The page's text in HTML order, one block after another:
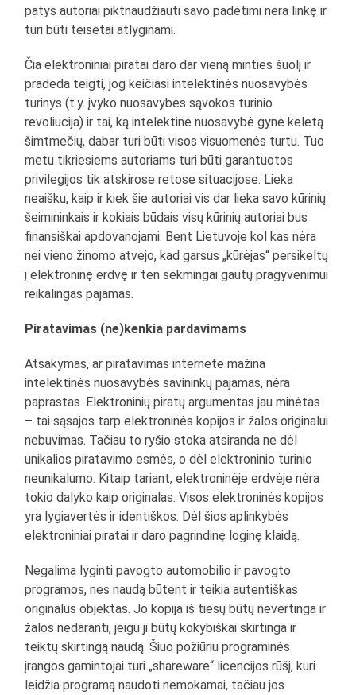
patys autoriai piktnaudžiauti savo padėtimi nėra linkę ir
turi būti teisėtai atlyginami.
Čia elektroniniai piratai daro dar vieną minties šuolį ir
pradeda teigti, jog keičiasi intelektinės nuosavybės
turinys (t.y. įvyko nuosavybės sąvokos turinio
revoliucija) ir tai, ką intelektinė nuosavybė gynė keletą
šimtmečių, dabar turi būti visos visuomenės turtu. Tuo
metu tikriesiems autoriams turi būti garantuotos
privilegijos tik atskirose retose situacijose. Lieka
neaišku, kaip ir kiek šie autoriai vis dar lieka savo kūrinių
šeimininkais ir kokiais būdais visų kūrinių autoriai bus
finansiškai apdovanojami. Bent Lietuvoje kol kas nėra
nei vieno žinomo atvejo, kad garsus „kūrėjas“ persikeltų
į elektroninę erdvę ir ten sėkmingai gautų pragyvenimui
reikalingas pajamas.
Piratavimas (ne)kenkia pardavimams
Atsakymas, ar piratavimas internete mažina
intelektinės nuosavybės savininkų pajamas, nėra
paprastas. Elektroninių piratų argumentas jau minėtas
– tai sąsajos tarp elektroninės kopijos ir žalos originalui
nebuvimas. Tačiau to ryšio stoka atsiranda ne dėl
unikalios piratavimo esmės, o dėl elektroninio turinio
neunikalumo. Kitaip tariant, elektroninėje erdvėje nėra
tokio dalyko kaip originalas. Visos elektroninės kopijos
yra lygiavertės ir identiškos. Dėl šios aplinkybės
elektroniniai piratai ir daro pagrindinę loginę klaidą.
Negalima lyginti pavogto automobilio ir pavogto
programos, nes naudą būtent ir teikia autentiškas
originalus objektas. Jo kopija iš tiesų būtų nevertinga ir
žalos nedaranti, jeigu ji būtų kokybiškai skirtinga ir
teiktų skirtingą naudą. Šiuo požiūriu programinės
įrangos gamintojai turi „shareware“ licencijos rūšį, kuri
leidžia programą naudoti nemokamai, tačiau jos